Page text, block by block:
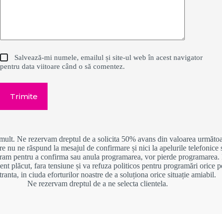
Salvează-mi numele, emailul și site-ul web în acest navigator
pentru data viitoare când o să comentez.
Trimite
Ne rezervam dreptul de a solicita 50% avans din valoarea
nu ne răspund la mesajul de confirmare și nici la apelurile telefonice
pentru a confirma sau anula programarea, vor pierde
plăcut, fara tensiune și va refuza politicos pentru programări orice
in ciuda eforturilor noastre de a soluționa orice situație amiabil.
Ne rezervam dreptul de a ne selecta clientela.